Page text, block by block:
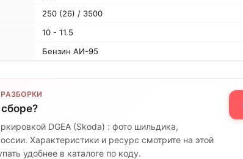
250 (26) / 3500
10 - 11.5
Бензин АИ-95
сборе?
DGEA (Skoda) : фото шильдика,
Характеристики и ресурс смотрите на этой
удобнее в каталоге по коду.